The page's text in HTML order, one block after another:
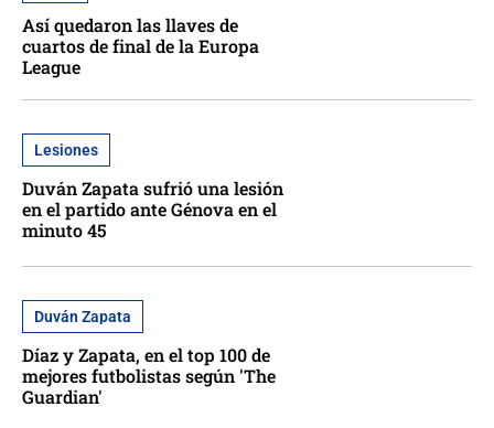
Así quedaron las llaves de
cuartos de final de la Europa
League
Lesiones
Duván Zapata sufrió una lesión
en el partido ante Génova en el
minuto 45
Duván Zapata
Díaz y Zapata, en el top 100 de
mejores futbolistas según 'The
Guardian'